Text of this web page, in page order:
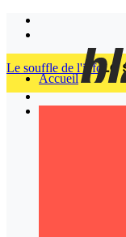
Accueil
Le souffle de l'info